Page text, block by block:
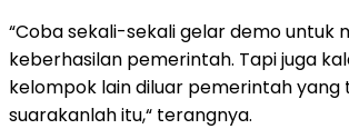
“Coba sekali-sekali gelar demo untuk
keberhasilan pemerintah. Tapi juga
kelompok lain diluar pemerintah yang
suarakanlah itu,“ terangnya.